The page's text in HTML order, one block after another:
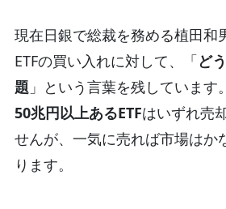
現在日銀で総裁を務める植田和
ETFの買い入れに対して、「ど
題 」という言葉を残しています。
50兆円以上あるETFはいずれ売
せんが、一気に売れば市場はか
ります。